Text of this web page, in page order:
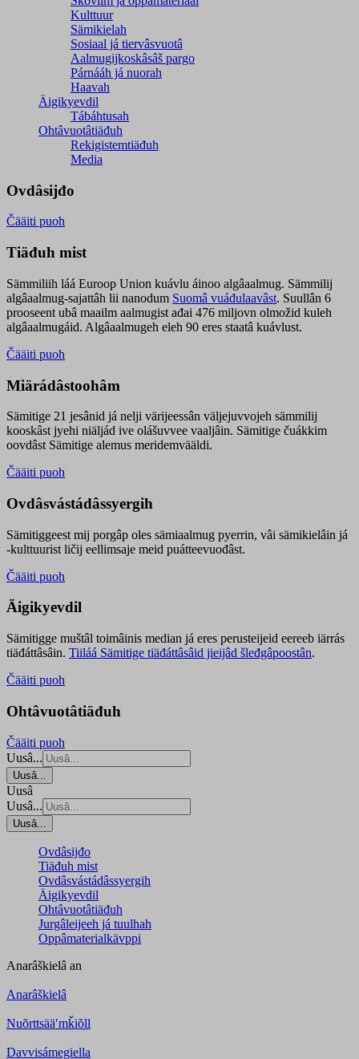
Kulttuur
Sämikielah
Sosiaal já tiervâsvuotâ
Aalmugijkoskâsâš pargo
Párnááh já nuorah
Haavah
Äigikyevdil
Tábáhtusah
Ohtâvuotâtiäđuh
Rekigistemtiäđuh
Media
Ovdâsijđo
Čääiti puoh
Tiäđuh mist
Sämmiliih láá Euroop Union kuávlu áinoo algâaalmug. Sämmilij
algâaalmug-sajattâh lii nanodum Suomâ vuáđulaavâst. Suullân 6
prooseent ubâ maailm aalmugist ađai 476 miljovn olmožid kuleh
algâaalmugáid. Algâaalmugeh eleh 90 eres staatâ kuávlust.
Čääiti puoh
Miärádâstoohâm
Sämitige 21 jesânid já nelji värijeessân väljejuvvojeh sämmilij
kooskâst jyehi niäljád ive olášuvvee vaaljâin. Sämitige čuákkim
oovdâst Sämitige alemus meridemvääldi.
Čääiti puoh
Ovdâsvástádâssyergih
Sämitiggeest mij porgâp oles sämiaalmug pyerrin, vâi sämikielâin já
-kulttuurist ličij eellimsaje meid puátteevuođâst.
Čääiti puoh
Äigikyevdil
Sämitigge muštâl toimâinis median já eres perusteijeid eereeb iärrás
tiäđáttâsâin. Tiiláá Sämitige tiäđáttâsâid jieijâd šleđgâpoostân.
Čääiti puoh
Ohtâvuotâtiäđuh
Čääiti puoh
Uusâ...
Uusâ...
Uusâ
Uusâ...
Uusâ...
Ovdâsijđo
Tiäđuh mist
Ovdâsvástádâssyergih
Äigikyevdil
Ohtâvuotâtiäđuh
Jurgâleijeeh já tuulhah
Oppâmaterialkävppi
Anarâškielâ an
Anarâškielâ
Nuõrttsääʹmǩiõll
Davvisámegiella